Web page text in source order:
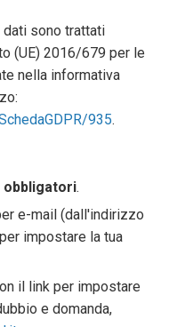
sono trattati
(UE) 2016/679 per le
nella informativa
935.
obbligatori.
e-mail (dall'indirizzo
impostare la tua
il link per impostare
e domanda,